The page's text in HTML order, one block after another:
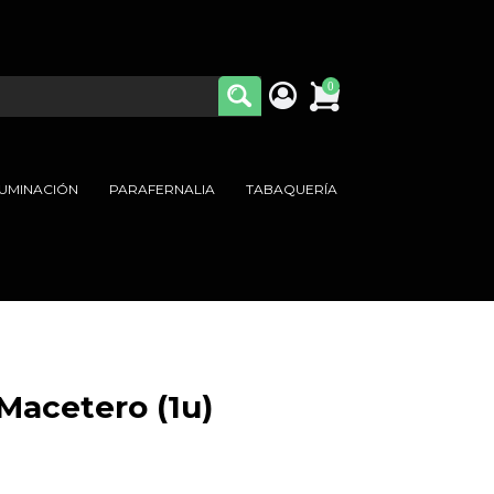
0
PARAFERNALIA TABAQUERÍA
(1u)